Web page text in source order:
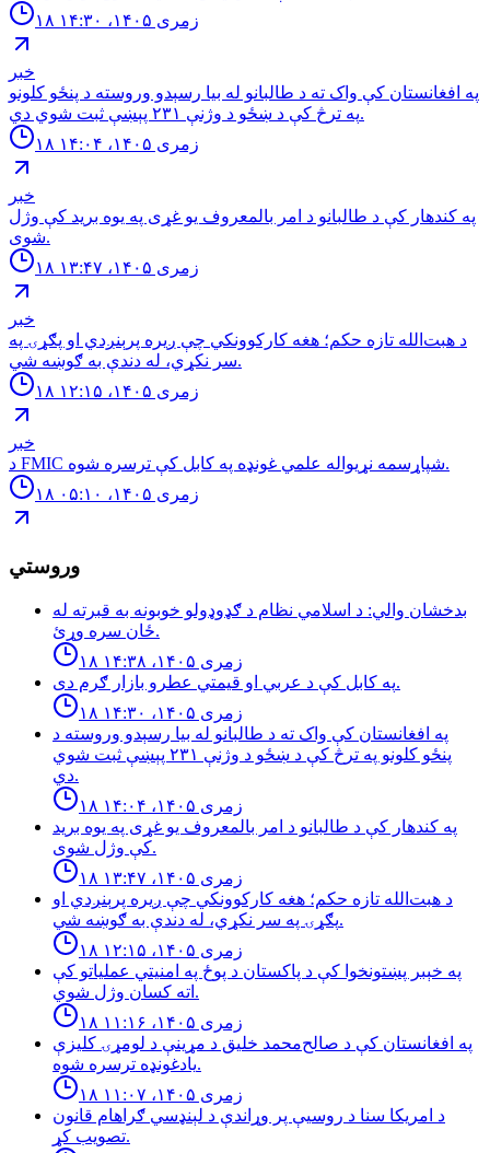
۱۸ زمری ۱۴۰۵، ۱۴:۳۰
خبر
په افغانستان کې واک ته د طالبانو له بیا رسېدو وروسته د پنځو کلونو
په ترڅ کې د ښځو د وژنې ۲۳۱ پېښې ثبت شوي دي.
۱۸ زمری ۱۴۰۵، ۱۴:۰۴
خبر
په کندهار کې د طالبانو د امر بالمعروف یو غړی په یوه برید کې وژل
شوی.
۱۸ زمری ۱۴۰۵، ۱۳:۴۷
خبر
د هبت‌الله تازه حکم؛ هغه کارکوونکي چې ږیره پرېنږدي او پګړۍ په
سر نکړي، له دندې به ګوښه شي.
۱۸ زمری ۱۴۰۵، ۱۲:۱۵
خبر
د FMIC شپاړسمه نړیواله علمي غونډه په کابل کې ترسره شوه.
۱۸ زمری ۱۴۰۵، ۰۵:۱۰
وروستي
بدخشان والي: د اسلامي نظام د ګډوډولو خوبونه به قبرته له
ځان سره وړئ.
۱۸ زمری ۱۴۰۵، ۱۴:۳۸
په كابل كې د عربي او قيمتي عطرو بازار ګرم دى.
۱۸ زمری ۱۴۰۵، ۱۴:۳۰
په افغانستان کې واک ته د طالبانو له بیا رسېدو وروسته د
پنځو کلونو په ترڅ کې د ښځو د وژنې ۲۳۱ پېښې ثبت شوي
دي.
۱۸ زمری ۱۴۰۵، ۱۴:۰۴
په کندهار کې د طالبانو د امر بالمعروف یو غړی په یوه برید
کې وژل شوی.
۱۸ زمری ۱۴۰۵، ۱۳:۴۷
د هبت‌الله تازه حکم؛ هغه کارکوونکي چې ږیره پرېنږدي او
پګړۍ په سر نکړي، له دندې به ګوښه شي.
۱۸ زمری ۱۴۰۵، ۱۲:۱۵
په خېبر پښتونخوا کې د پاکستان د پوځ په امنیتي عملیاتو کې
اته کسان وژل شوي.
۱۸ زمری ۱۴۰۵، ۱۱:۱۶
په افغانستان کې د صالح‌محمد خلیق د مړینې د لومړۍ کلیزې
یادغونډه ترسره شوه.
۱۸ زمری ۱۴۰۵، ۱۱:۰۷
د امریکا سنا د روسیې پر وړاندې د لېنډسي ګراهام قانون
تصویب کړ.